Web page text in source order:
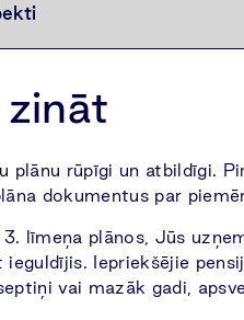
zināt
plānu rūpīgi un atbildīgi.
dokumentus par
līmeņa plānos, Jūs
ieguldījis. Iepriekšējie
vai mazāk gadi,